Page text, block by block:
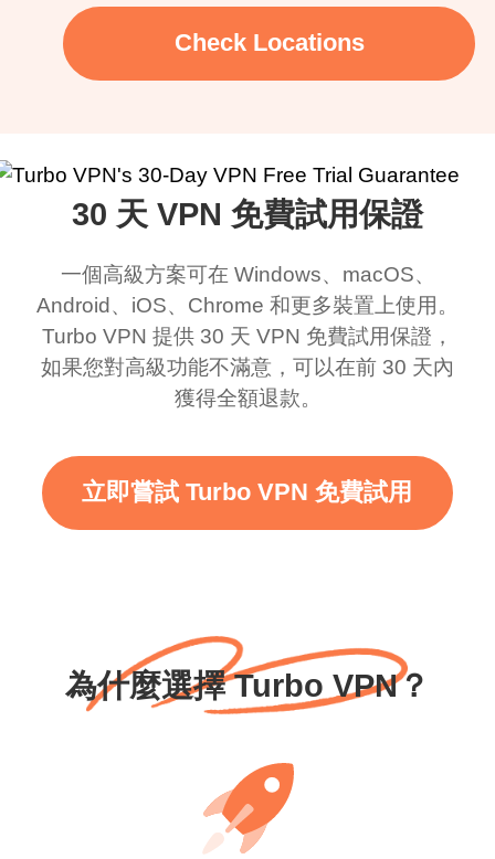
Check Locations
30 天 VPN 免費試用保證
一個高級方案可在 Windows、macOS、
Android、iOS、Chrome 和更多裝置上使用。
Turbo VPN 提供 30 天 VPN 免費試用保證，
如果您對高級功能不滿意，可以在前 30 天內
獲得全額退款。
立即嘗試 Turbo VPN 免費試用
為什麼選擇 Turbo VPN？